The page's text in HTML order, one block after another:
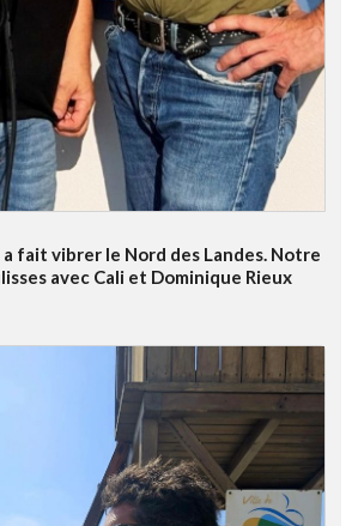
a fait vibrer le Nord des Landes. Notre
avec Cali et Dominique Rieux